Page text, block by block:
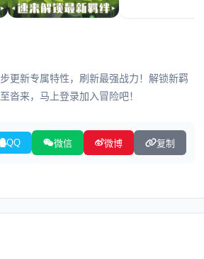
更新专属特性，刷新最强战力！解锁新羁
沓来，马上登录加入冒险吧！
QQ 微信 微博 复制